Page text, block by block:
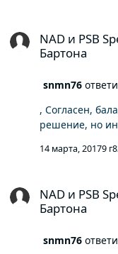
NAD и PSB
Бартона
snmn76
, Согласен,
решение, но
14 марта, 20179 г
NAD и PSB
Бартона
snmn76